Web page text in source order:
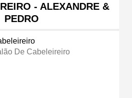
- ALEXANDRE &
PEDRO
De Cabeleireiro